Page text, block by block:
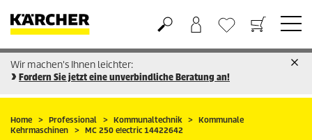
Warenkorb
Wunschliste
Wir machen's Ihnen leichter:
Fordern Sie jetzt eine unverbindliche Beratung an!
Home Professional Kommunaltechnik
Kommunale
Kehrmaschinen
MC 250 e!ectric 14422642